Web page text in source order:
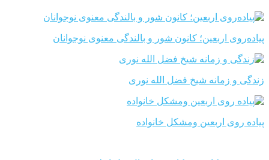
پیاده‌روی اربعین؛ کانون شور و بالندگی معنوی نوجوانان
زندگی و زمانه شیخ فضل الله نوری
پیاده روی اربعین ومشکل خانواده